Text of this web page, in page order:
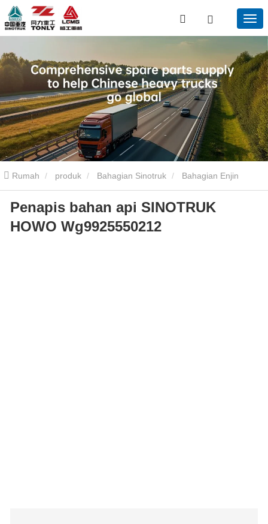
Rumah produk Bahagian Sinotruk Bahagian Enjin
Sinotruk Penapis bahan api SINOTRUK HOWO Wg9925550212
Penapis bahan api SINOTRUK
HOWO Wg9925550212